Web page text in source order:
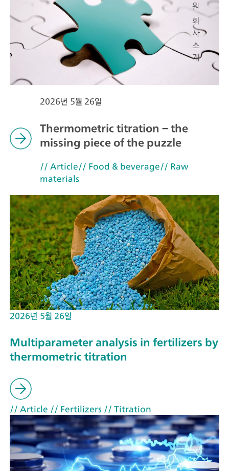
원
회
사
소
개
2026년 5월 26일
Thermometric titration – the
missing piece of the puzzle
// Article// Food & beverage// Raw
materials
2026년 5월 26일
Multiparameter analysis in fertilizers by
thermometric titration
// Article // Fertilizers // Titration